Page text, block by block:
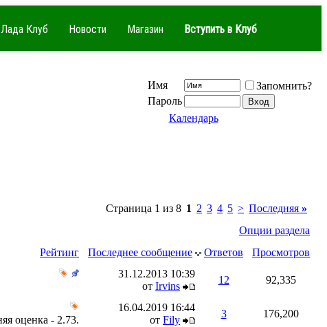
Лада Клуб Новости Магазин Вступить в Клуб
Имя
Запомнить?
Пароль
Календарь
Страница 1 из 8 1 2 3 4 5 > Последняя »
Опции раздела
Рейтинг
Последнее сообщение Ответов
Просмотров
31.12.2013 10:39
от Irvins
12 92,335
16.04.2019 16:44
от Fily
3 176,200